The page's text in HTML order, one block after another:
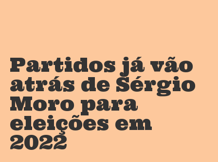
Partidos já vão
atrás de Sérgio
Moro para
eleições em
2022